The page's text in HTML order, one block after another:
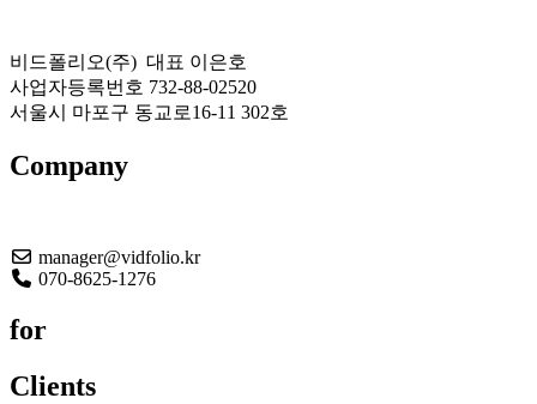
비드폴리오(주) 대표 이은호
사업자등록번호 732-88-02520
서울시 마포구 동교로16-11 302호
Company
manager@vidfolio.kr
070-8625-1276
for
Clients